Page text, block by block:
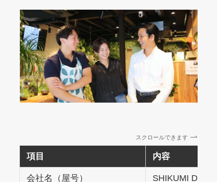
スクロールできます
項目 内容
会社名（屋号） SHIKUMI D&E